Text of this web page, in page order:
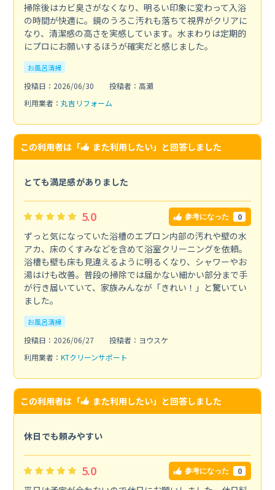
掃除後はカビ臭さがなくなり、明るい印象に変わって入浴
の時間が快適に。鏡のうろこ汚れも落ちて視界がクリアに
なり、清潔感の高さを実感しています。水まわりは定期的
にプロにお願いするほうが確実だと感じました。
お風呂清掃
投稿日：2026/06/30
投稿者：高瀬
利用業者： 丸吉リフォーム
この利用者は「 また利用したい」と回答しました
とても満足感がありました
5.0 参考になった 0
ずっと気になっていた浴槽のエプロン内部の汚れや壁の水
アカ、床のくすみなどを含めて浴室クリーニングを依頼。
浴槽も壁も床も見違えるように明るくなり、シャワーやお
湯はけも改善。普段の掃除では届かない細かい部分まで手
が行き届いていて、家族みんなが「きれい！」と驚いてい
ました。
お風呂清掃
投稿日：2026/06/27
投稿者：ヨウスケ
利用業者： KTクリーンサポート
この利用者は「 また利用したい」と回答しました
休日でも頼みやすい
5.0 参考になった 0